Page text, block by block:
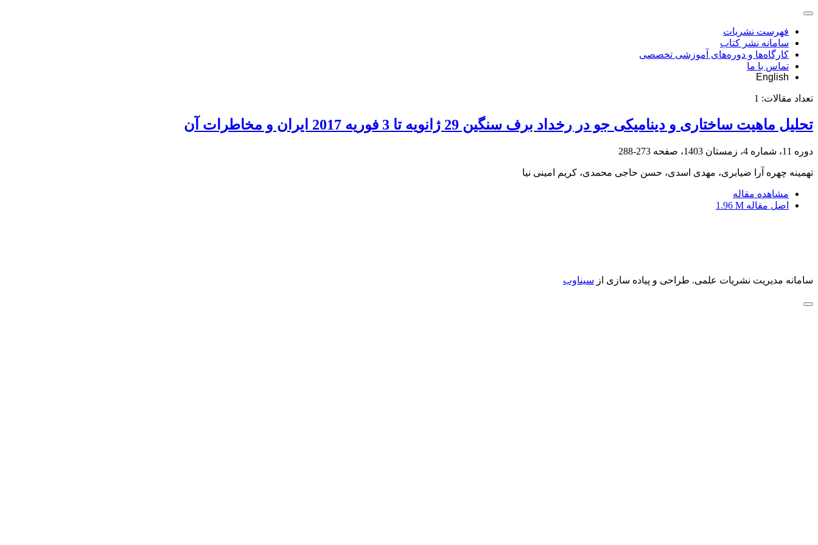
فهرست نشریات
سامانه نشر کتاب
کارگاه‌ها و دوره‌های آموزشی تخصصی
تماس با ما
English
تعداد مقالات: 1
تحلیل ماهیت ساختاری و دینامیکی جو در رخداد برف سنگین 29 ژانویه تا 3 فوریه 2017 ایران و مخاطرات آن
دوره 11، شماره 4، زمستان 1403، صفحه 273-288
تهمینه چهره آرا ضیابری، مهدی اسدی، حسن حاجی محمدی، کریم امینی نیا
مشاهده مقاله
اصل مقاله 1.96 M
سامانه مدیریت نشریات علمی. طراحی و پیاده سازی از سیناوب